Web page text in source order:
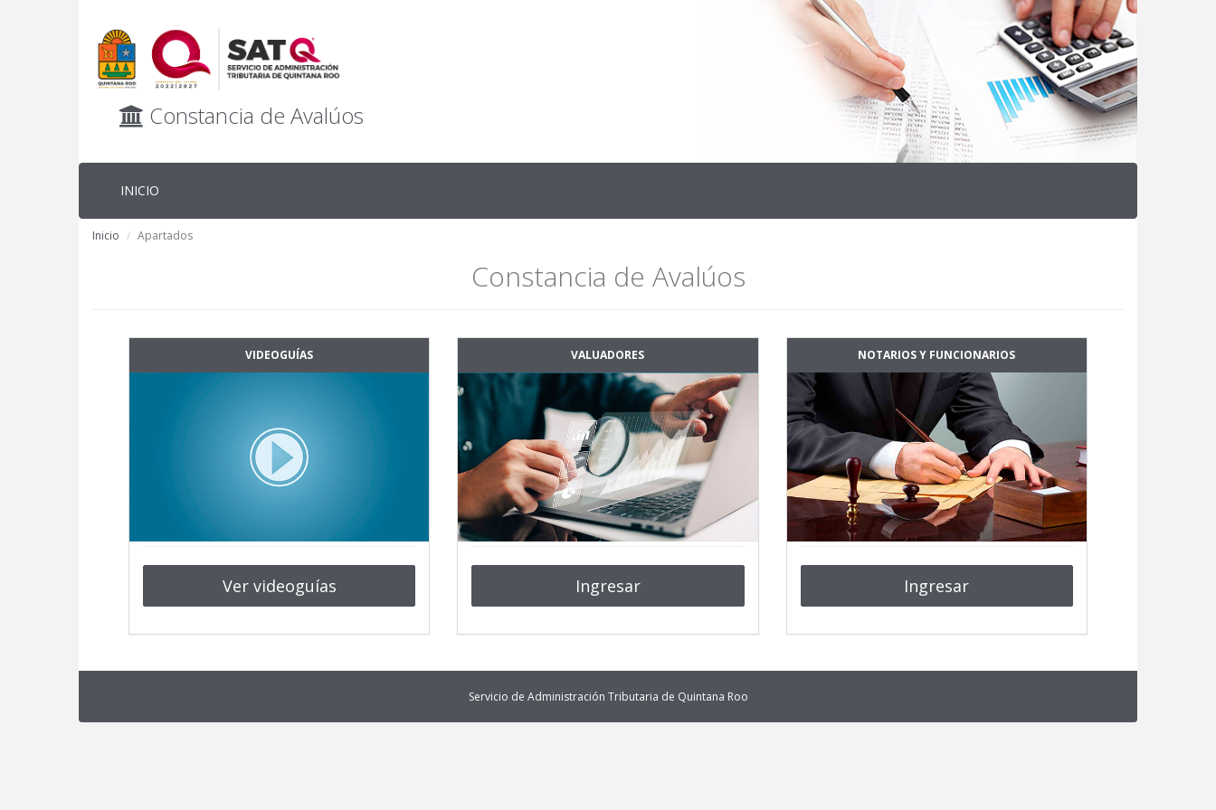
Constancia de Avalúos
INICIO
Inicio Apartados
Constancia de Avalúos
VIDEOGUÍAS
Ver videoguías
VALUADORES
Ingresar
NOTARIOS Y FUNCIONARIOS
Ingresar
Servicio de Administración Tributaria de Quintana Roo